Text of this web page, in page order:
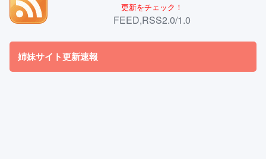
更新をチェック！
FEED,RSS2.0/1.0
姉妹サイト更新速報